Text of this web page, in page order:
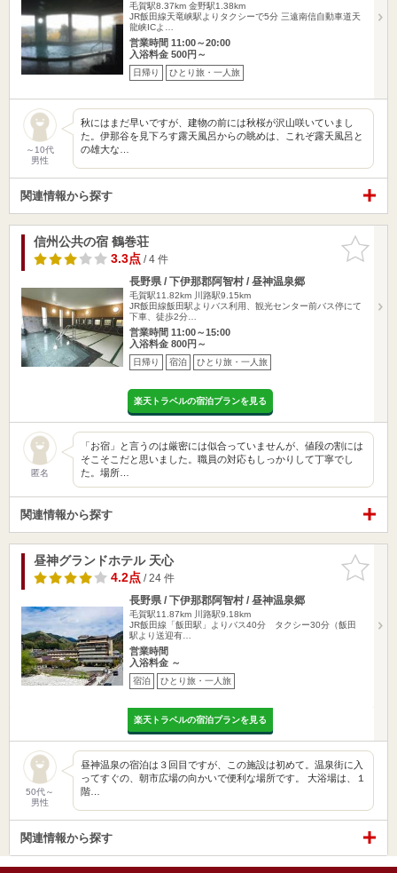
毛賀駅8.37km 金野駅1.38km
JR飯田線天竜峡駅よりタクシーで5分 三遠南信自動車道天
龍峡ICよ…
営業時間 11:00～20:00
入浴料金 500円～
日帰り ひとり旅・一人旅
～10代
男性
秋にはまだ早いですが、建物の前には秋桜が沢山咲いていまし
た。伊那谷を見下ろす露天風呂からの眺めは、これぞ露天風呂と
の雄大な…
関連情報から探す
お気に入
りに追加
信州公共の宿 鶴巻荘
3.3点/ 4 件
長野県 / 下伊那郡阿智村 / 昼神温泉郷
毛賀駅11.82km
川路駅9.15km
JR飯田線飯田駅よりバス利用、観光センター前バス停にて
下車、徒歩2分…
営業時間 11:00～15:00
入浴料金 800円～
日帰り 宿泊 ひとり旅・一人旅
楽天トラベルの宿泊プランを見る
匿名
「お宿」と言うのは厳密には似合っていませんが、値段の割には
そこそこだと思いました。職員の対応もしっかりして丁寧でし
た。場所…
関連情報から探す
お気に入
りに追加
昼神グランドホテル 天心
4.2点/ 24 件
長野県 / 下伊那郡阿智村 / 昼神温泉郷
毛賀駅11.87km
川路駅9.18km
JR飯田線「飯田駅」よりバス40分 タクシー30分（飯田
駅より送迎有…
営業時間
入浴料金 ～
宿泊 ひとり旅・一人旅
楽天トラベルの宿泊プランを見る
50代～
男性
昼神温泉の宿泊は３回目ですが、この施設は初めて。温泉街に入
ってすぐの、朝市広場の向かいで便利な場所です。 大浴場は、１
階…
関連情報から探す